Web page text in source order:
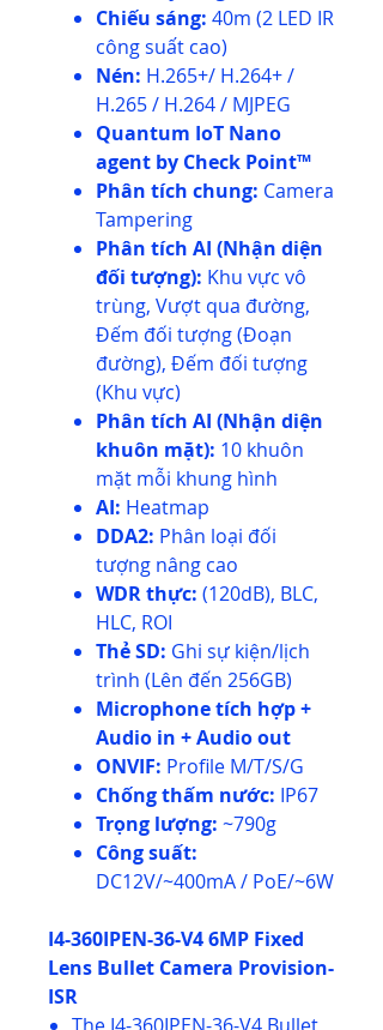
Chiếu sáng: 40m (2 LED IR
công suất cao)
Nén: H.265+/ H.264+ /
H.265 / H.264 / MJPEG
Quantum IoT Nano
agent by Check Point™
Phân tích chung: Camera
Tampering
Phân tích AI (Nhận diện
đối tượng): Khu vực vô
trùng, Vượt qua đường,
Đếm đối tượng (Đoạn
đường), Đếm đối tượng
(Khu vực)
Phân tích AI (Nhận diện
khuôn mặt): 10 khuôn
mặt mỗi khung hình
AI: Heatmap
DDA2: Phân loại đối
tượng nâng cao
WDR thực: (120dB), BLC,
HLC, ROI
Thẻ SD: Ghi sự kiện/lịch
trình (Lên đến 256GB)
Microphone tích hợp +
Audio in + Audio out
ONVIF: Profile M/T/S/G
Chống thấm nước: IP67
Trọng lượng: ~790g
Công suất:
DC12V/~400mA / PoE/~6W
I4-360IPEN-36-V4 6MP Fixed
Lens Bullet Camera Provision-
ISR